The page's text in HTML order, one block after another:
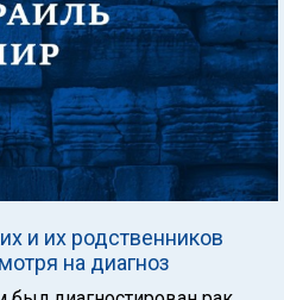
и их родственников
на диагноз